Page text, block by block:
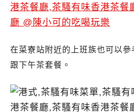
在菜寮站附近的上班族也可以
跟下午茶套餐。